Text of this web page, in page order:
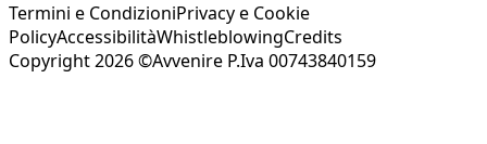
Termini e CondizioniPrivacy e Cookie
PolicyAccessibilitàWhistleblowingCredits
Copyright 2026 ©Avvenire P.Iva 00743840159